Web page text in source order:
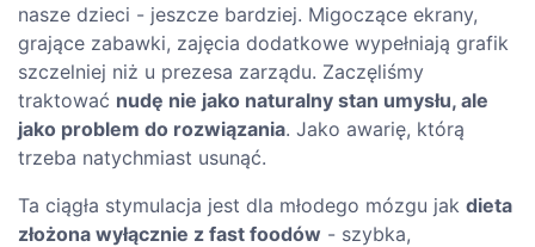
nasze dzieci - jeszcze bardziej. Migoczące ekrany,
grające zabawki, zajęcia dodatkowe wypełniają grafik
szczelniej niż u prezesa zarządu. Zaczęliśmy
traktować nudę nie jako naturalny stan umysłu, ale
jako problem do rozwiązania. Jako awarię, którą
trzeba natychmiast usunąć.
Ta ciągła stymulacja jest dla młodego mózgu jak dieta
złożona wyłącznie z fast foodów - szybka,